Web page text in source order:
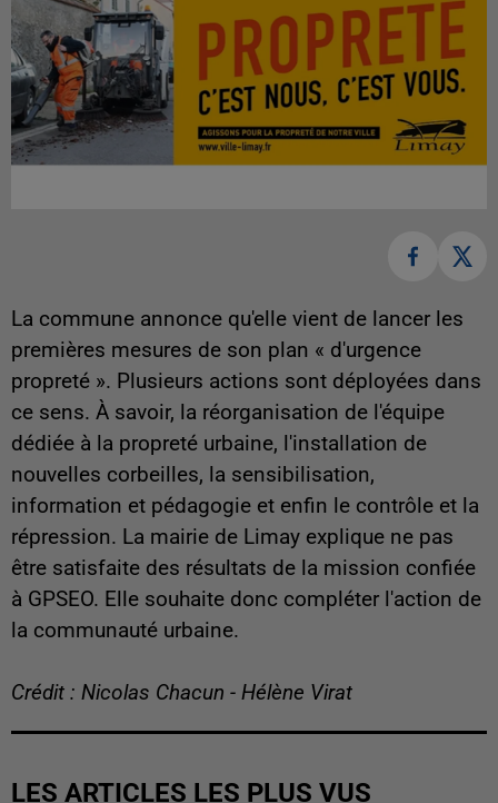
La commune annonce qu'elle vient de lancer les
premières mesures de son plan « d'urgence
propreté ». Plusieurs actions sont déployées dans
ce sens. À savoir, la réorganisation de l'équipe
dédiée à la propreté urbaine, l'installation de
nouvelles corbeilles, la sensibilisation,
information et pédagogie et enfin le contrôle et la
répression. La mairie de Limay explique ne pas
être satisfaite des résultats de la mission confiée
à GPSEO. Elle souhaite donc compléter l'action de
la communauté urbaine.
Crédit : Nicolas Chacun - Hélène Virat
LES ARTICLES LES PLUS VUS